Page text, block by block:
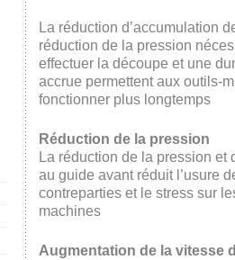
La réduction d’accumulation
réduction de la pression
effectuer la découpe et une
accrue permettent aux outils-
fonctionner plus longtemps
Réduction de la pression
La réduction de la pression et
au guide avant réduit l’usure
contreparties et le stress sur
machines
Augmentation de la vitesse